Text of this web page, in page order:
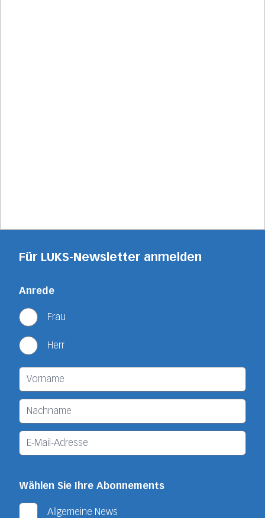
Für LUKS-Newsletter anmelden
Anrede
Frau
Herr
Wählen Sie Ihre Abonnements
Allgemeine News